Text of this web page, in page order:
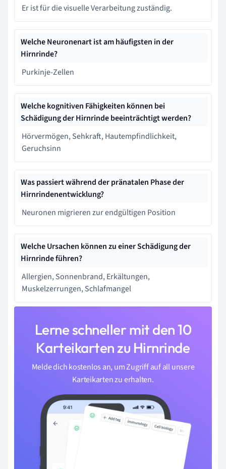
Er ist für die visuelle Verarbeitung zuständig.
Welche Neuronenart ist am häufigsten in der
Hirnrinde?
Purkinje-Zellen
Welche kognitiven Fähigkeiten können bei
Schädigung der Hirnrinde beeinträchtigt werden?
Hörvermögen, Sehkraft, Hautempfindlichkeit,
Geruchsinn
Was passiert während der pränatalen Phase der
Hirnrindenentwicklung?
Neuronen migrieren zur endgültigen Position
Welche Ursachen können zu einer Schädigung der
Hirnrinde führen?
Allergien, Sonnenbrand, Erkältungen,
Muskelzerrungen, Schlafmangel
Lerne schneller mit den 10
Karteikarten zu Hirnrinde
Melde dich kostenlos an, um Zugriff auf all unsere
Karteikarten zu erhalten.